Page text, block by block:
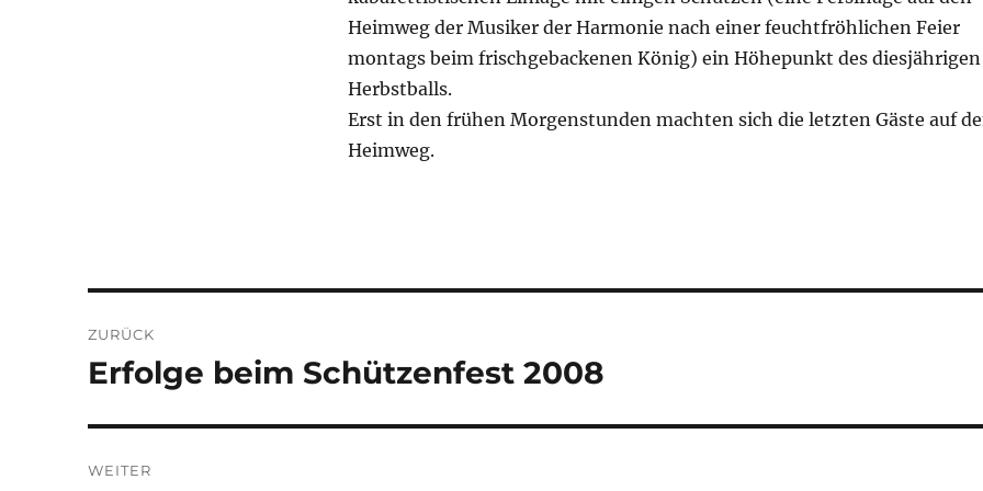
Heimweg der Musiker der Harmonie nach einer feuchtfröhlichen Feier
montags beim frischgebackenen König) ein Höhepunkt des diesjährigen
Herbstballs.
Erst in den frühen Morgenstunden machten sich die letzten Gäste auf
Heimweg.
ZURÜCK
Vorheriger
Erfolge beim Schützenfest 2008
WEITER